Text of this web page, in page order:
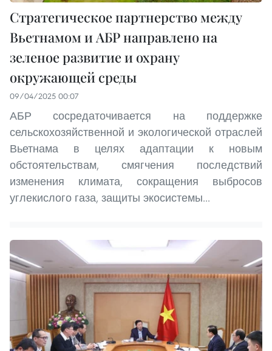
Стратегическое партнерство между
Вьетнамом и АБР направлено на
зеленое развитие и охрану
окружающей среды
09/04/2025 00:07
АБР сосредаточивается на поддержке
сельскохозяйственной и экологической отраслей
Вьетнама в целях адаптации к новым
обстоятельствам, смягчения последствий
изменения климата, сокращения выбросов
углекислого газа, защиты экосистемы...